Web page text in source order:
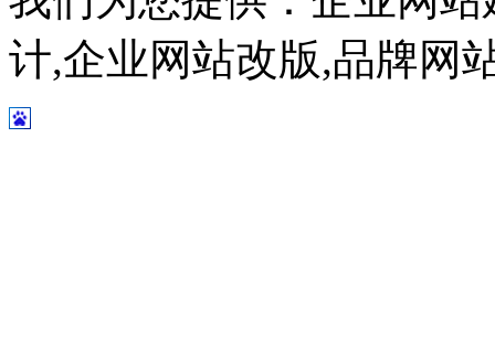
计,企业网站改版,品牌网